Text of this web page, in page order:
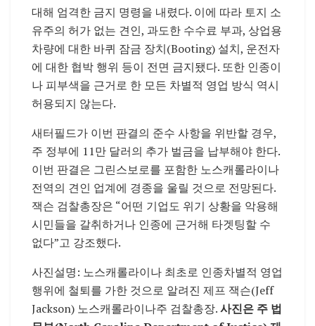
대해 엄격한 금지 명령을 내렸다. 이에 따라 토지 소
유주의 허가 없는 견인, 과도한 수수료 부과, 상업용
차량에 대한 바퀴 잠금 장치(Booting) 설치, 운전자
에 대한 협박 행위 등이 전면 금지됐다. 또한 인종이
나 피부색을 근거로 한 모든 차별적 영업 방식 역시
허용되지 않는다.
새터필드가 이번 판결의 준수 사항을 위반할 경우,
주 정부에 11만 달러의 추가 벌금을 납부해야 한다.
이번 판결은 그린스보로를 포함한 노스캐롤라이나
전역의 견인 업계에 경종을 울릴 것으로 전망된다.
잭슨 검찰총장은 “어떤 기업도 위기 상황을 악용해
시민들을 갈취하거나 인종에 근거해 타겟팅할 수
없다”고 강조했다.
사진설명: 노스캐롤라이나 최초로 인종차별적 영업
행위에 철퇴를 가한 것으로 알려진 제프 잭슨(Jeff
Jackson) 노스캐롤라이나주 검찰총장.사진은 주 법